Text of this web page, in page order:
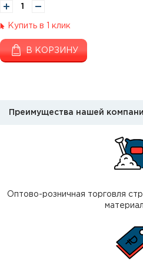
Купить в 1 клик
В КОРЗИНУ
Преимущества нашей
Оптово-розничная торговля